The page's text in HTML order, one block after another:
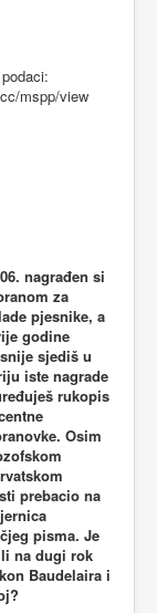
podaci:
mspp/view
nagrađen si
za
pjesnike, a
godine
sjediš u
iste nagrade
rukopis
Osim
prebacio na
pisma. Je
na dugi rok
Baudelaira i